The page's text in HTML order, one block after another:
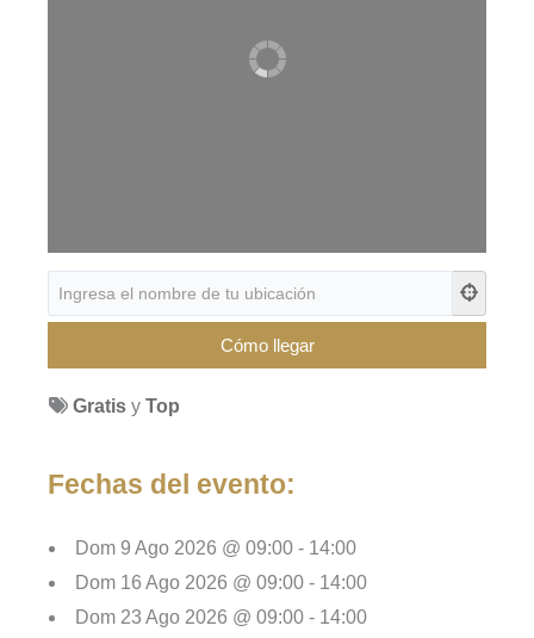
Gratisy Top
Fechas del evento:
Dom 9 Ago 2026 @ 09:00 - 14:00
Dom 16 Ago 2026 @ 09:00 - 14:00
Dom 23 Ago 2026 @ 09:00 - 14:00